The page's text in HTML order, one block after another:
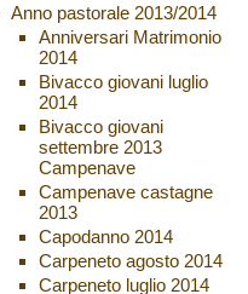
Anno pastorale 2013/2014
Anniversari Matrimonio
2014
Bivacco giovani luglio
2014
Bivacco giovani
settembre 2013
Campenave
Campenave castagne
2013
Capodanno 2014
Carpeneto agosto 2014
Carpeneto luglio 2014